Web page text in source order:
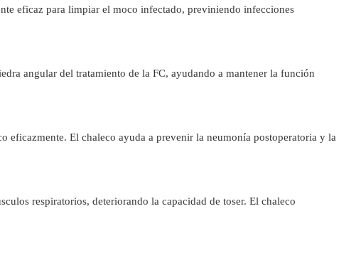
eficaz para limpiar el moco infectado, previniendo infecciones
angular del tratamiento de la FC, ayudando a mantener la función
El chaleco ayuda a prevenir la neumonía postoperatoria y la
respiratorios, deteriorando la capacidad de toser. El chaleco